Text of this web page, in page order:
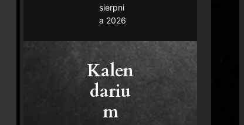
sierpni
a 2026
Kalen
dariu
m